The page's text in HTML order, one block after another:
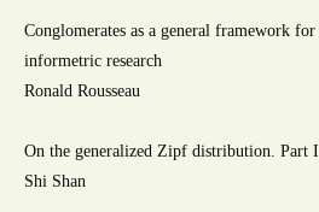
Conglomerates as a general framework for
informetric research
Ronald Rousseau
On the generalized Zipf distribution. Part I
Shi Shan